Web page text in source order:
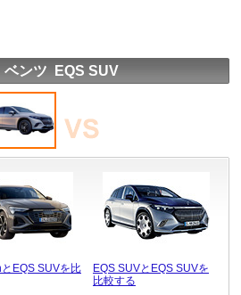
ベンツ EQS SUV
EQS SUVを比
EQS SUVとEQS SUVを
比較する